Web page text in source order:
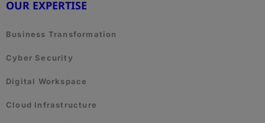
OUR EXPERTISE
Business Transformation
Cyber Security
Digital Workspace
Cloud Infrastructure